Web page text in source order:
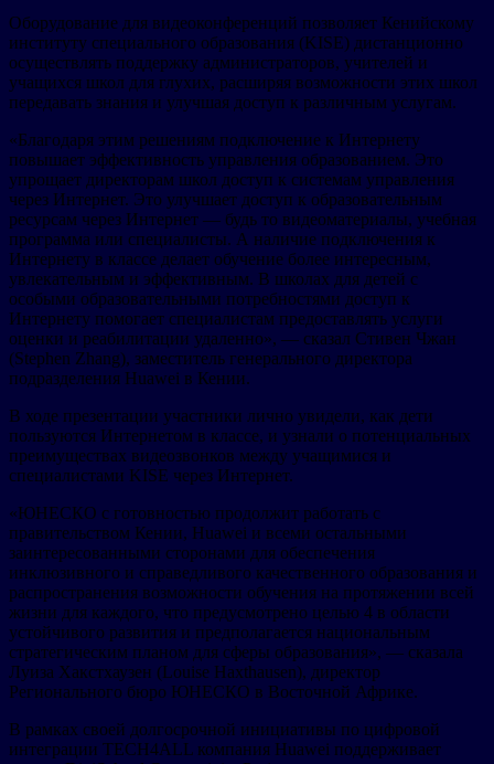
Оборудование для видеоконференций позволяет Кенийскому
институту специального образования (KISE) дистанционно
осуществлять поддержку администраторов, учителей и
учащихся школ для глухих, расширяя возможности этих школ
передавать знания и улучшая доступ к различным услугам.
«Благодаря этим решениям подключение к Интернету
повышает эффективность управления образованием. Это
упрощает директорам школ доступ к системам управления
через Интернет. Это улучшает доступ к образовательным
ресурсам через Интернет — будь то видеоматериалы, учебная
программа или специалисты. А наличие подключения к
Интернету в классе делает обучение более интересным,
увлекательным и эффективным. В школах для детей с
особыми образовательными потребностями доступ к
Интернету помогает специалистам предоставлять услуги
оценки и реабилитации удаленно», — сказал Стивен Чжан
(Stephen Zhang), заместитель генерального директора
подразделения Huawei в Кении.
В ходе презентации участники лично увидели, как дети
пользуются Интернетом в классе, и узнали о потенциальных
преимуществах видеозвонков между учащимися и
специалистами KISE через Интернет.
«ЮНЕСКО с готовностью продолжит работать с
правительством Кении, Huawei и всеми остальными
заинтересованными сторонами для обеспечения
инклюзивного и справедливого качественного образования и
распространения возможности обучения на протяжении всей
жизни для каждого, что предусмотрено целью 4 в области
устойчивого развития и предполагается национальным
стратегическим планом для сферы образования», — сказала
Луиза Хакстхаузен (Louise Haxthausen), директор
Регионального бюро ЮНЕСКО в Восточной Африке.
В рамках своей долгосрочной инициативы по цифровой
интеграции TECH4ALL компания Huawei поддерживает